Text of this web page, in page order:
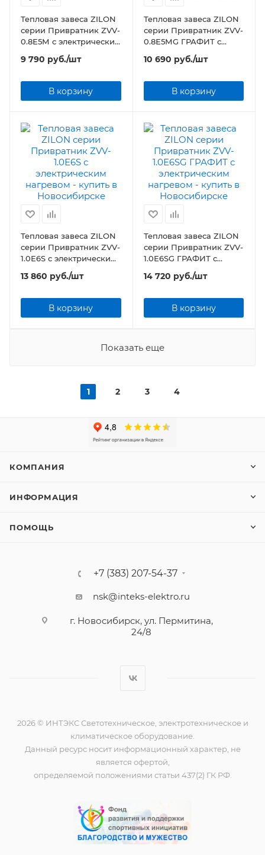
Тепловая завеса ZILON
серии Привратник ZVV-
0.8Е5М с электрическим
9 790 руб./шт
В корзину
Тепловая завеса ZILON
серии Привратник ZVV-
0.8Е5МG ГРАФИТ с
электрическим
нагревом
10 690 руб./шт
В корзину
Тепловая завеса ZILON
серии Привратник ZVV-
1.0Е6S с электрическим
13 860 руб./шт
В корзину
Тепловая завеса ZILON
серии Привратник ZVV-
1.0Е6SG ГРАФИТ с
электрическим
нагревом
14 720 руб./шт
В корзину
Показать еще
1 2 3 4
КОМПАНИЯ
ИНФОРМАЦИЯ
ПОМОЩЬ
+7 (383) 207-54-37
nsk@inteks-elektro.ru
г. Новосибирск, ул. Пермитина,
24/8
2026 © ИНТЭКС Светотехническое, электротехническое и
климатическое оборудование.
Данный ресурс носит информационный характер, не
является офертой,
определяемой положениями статьи 437(2) ГК РФ.